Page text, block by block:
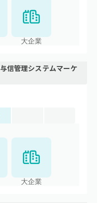
大企業
与信管理システムマーケ
大企業